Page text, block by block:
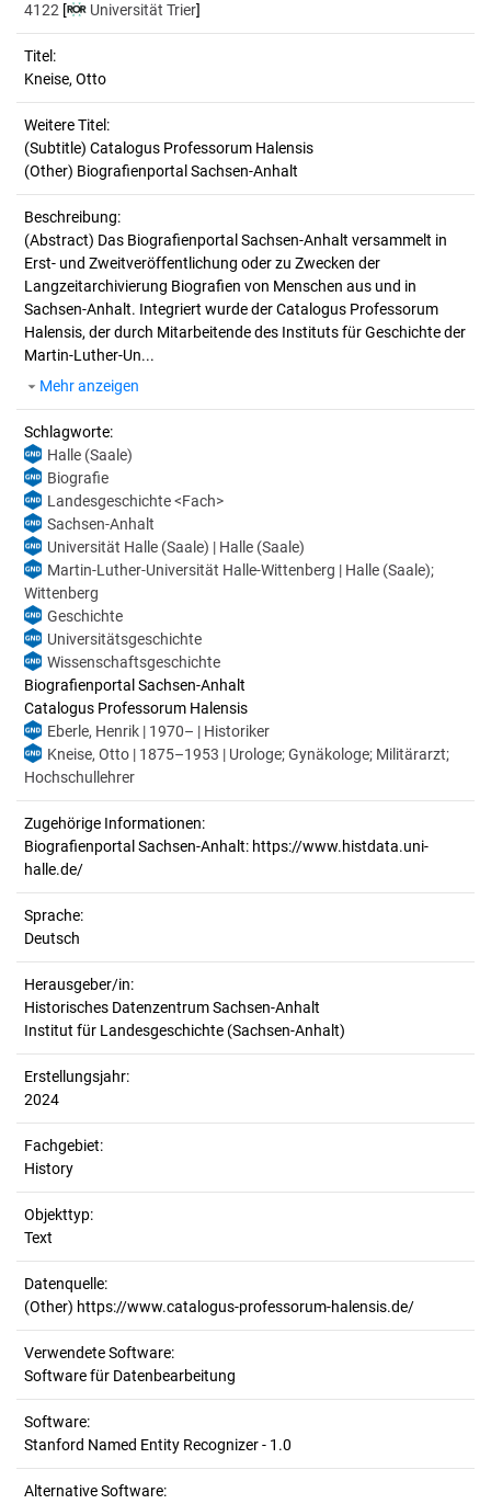
4122 [ Universität Trier]
Titel:
Kneise, Otto
Weitere Titel:
(Subtitle) Catalogus Professorum Halensis
(Other) Biografienportal Sachsen-Anhalt
Beschreibung:
(Abstract) Das Biografienportal Sachsen-Anhalt versammelt in
Erst- und Zweitveröffentlichung oder zu Zwecken der
Langzeitarchivierung Biografien von Menschen aus und in
Sachsen-Anhalt. Integriert wurde der Catalogus Professorum
Halensis, der durch Mitarbeitende des Instituts für Geschichte der
Martin-Luther-Un...
Mehr anzeigen
Schlagworte:
Halle (Saale)
Biografie
Landesgeschichte <Fach>
Sachsen-Anhalt
Universität Halle (Saale) | Halle (Saale)
Martin-Luther-Universität Halle-Wittenberg | Halle (Saale);
Wittenberg
Geschichte
Universitätsgeschichte
Wissenschaftsgeschichte
Biografienportal Sachsen-Anhalt
Catalogus Professorum Halensis
Eberle, Henrik | 1970– | Historiker
Kneise, Otto | 1875–1953 | Urologe; Gynäkologe; Militärarzt;
Hochschullehrer
Zugehörige Informationen:
Biografienportal Sachsen-Anhalt: https://www.histdata.uni-
halle.de/
Sprache:
Deutsch
Herausgeber/in:
Historisches Datenzentrum Sachsen-Anhalt
Institut für Landesgeschichte (Sachsen-Anhalt)
Erstellungsjahr:
2024
Fachgebiet:
History
Objekttyp:
Text
Datenquelle:
(Other) https://www.catalogus-professorum-halensis.de/
Verwendete Software:
Software für Datenbearbeitung
Software:
Stanford Named Entity Recognizer - 1.0
Alternative Software: